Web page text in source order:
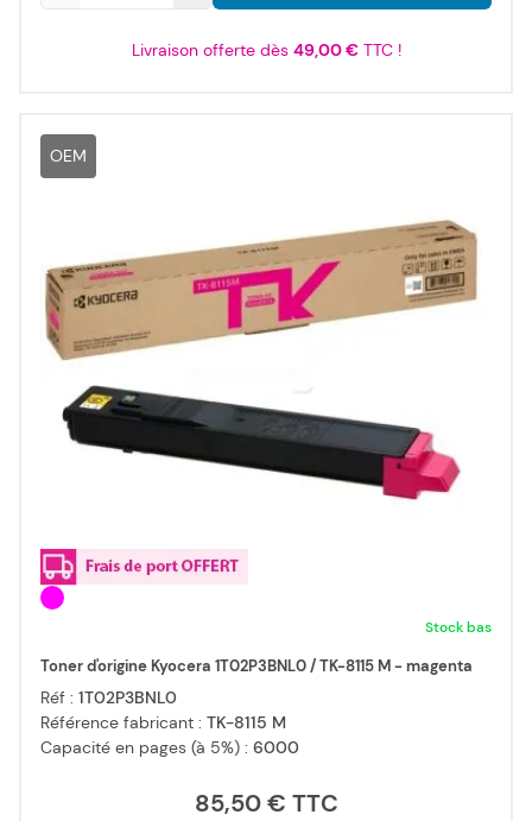
Livraison offerte dès 49,00 €TTC !
OEM
Stock bas
Toner d'origine Kyocera 1T02P3BNL0 / TK-8115 M - magenta
Réf : 1T02P3BNL0
Référence fabricant : TK-8115 M
Capacité en pages (à 5%) : 6000
85,50 €